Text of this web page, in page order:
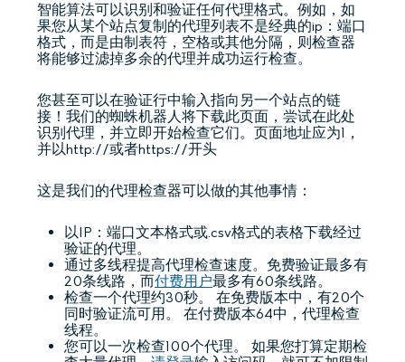
智能算法可以识别和验证任何代理格式。例如，如
果您从某个站点复制的代理列表不是经典的ip：端口
格式，而是由制表符，空格或其他分隔，则检查器
将能够过滤掉多余的代理并成功运行检查。
您甚至可以在验证行中输入指向另一个站点的链
接！我们的蜘蛛机器人将下载此页面，尝试在此处
识别代理，并立即开始检查它们。页面地址应为1，
并以http://或者https://开头
这是我们的代理检查器可以做的其他事情：
以IP：端口文本格式或.csv格式的表格下载经过
验证的代理。
通过多线程提高代理检查速度。免费验证最多有
20条线路，而付费用户最多有60条线路。
检查一个代理约30秒。 在免费版本中，有20个
同时验证流可用。 在付费版本64中，代理检查
线程。
您可以一次检查100个代理。 如果您打算定期检